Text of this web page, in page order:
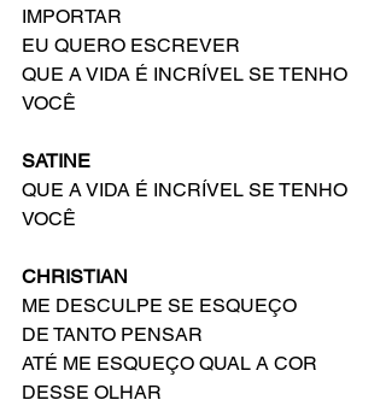
IMPORTAR
EU QUERO ESCREVER
QUE A VIDA É INCRÍVEL SE TENHO
VOCÊ
SATINE
QUE A VIDA É INCRÍVEL SE TENHO
VOCÊ
CHRISTIAN
ME DESCULPE SE ESQUEÇO
DE TANTO PENSAR
ATÉ ME ESQUEÇO QUAL A COR
DESSE OLHAR